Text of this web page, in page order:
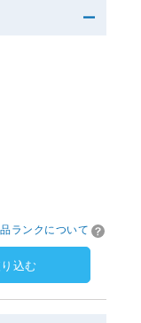
ランクについて
込む